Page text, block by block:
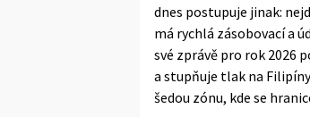
dnes postupuje jinak:
má rychlá zásobovací a
své zprávě pro rok 2026
a stupňuje tlak na
šedou zónu, kde se